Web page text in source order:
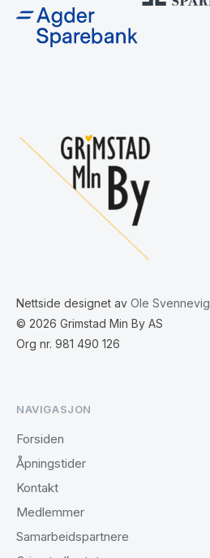
Nettside designet av Ole Svennevig
© 2026 Grimstad Min By AS
Org nr. 981 490 126
NAVIGASJON
Forsiden
Åpningstider
Kontakt
Medlemmer
Samarbeidspartnere